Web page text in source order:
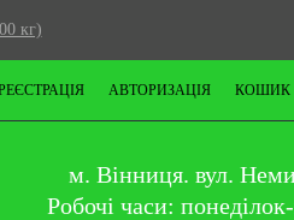
кг)
АВТОРИЗАЦІЯ КОШИК
м. Вінниця. вул.
Робочі часи: